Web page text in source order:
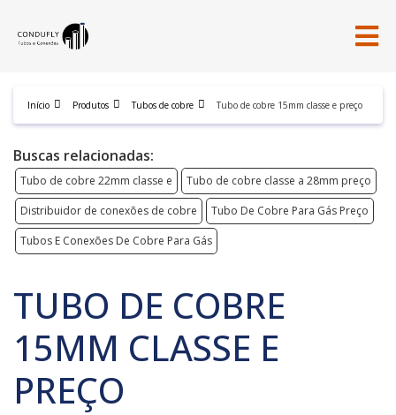
Início Produtos Tubos de cobre Tubo de cobre 15mm classe e preço
Buscas relacionadas:
Tubo de cobre 22mm classe e
Tubo de cobre classe a 28mm preço
Distribuidor de conexões de cobre
Tubo De Cobre Para Gás Preço
Tubos E Conexões De Cobre Para Gás
TUBO DE COBRE
15MM CLASSE E
PREÇO